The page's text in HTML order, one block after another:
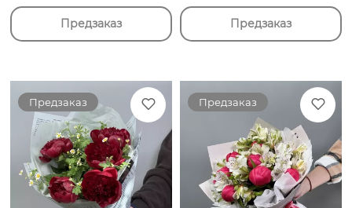
Предзаказ Предзаказ
Предзаказ Предзаказ